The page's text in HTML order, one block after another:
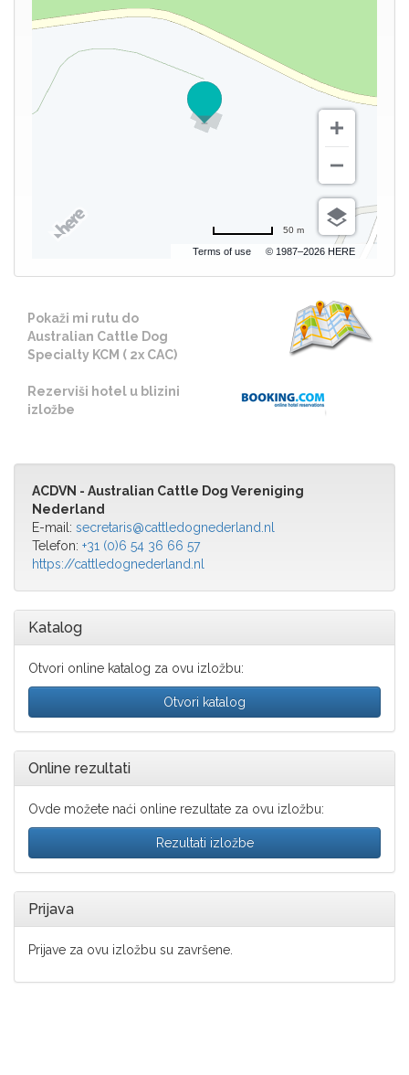
Terms of use © 1987–2026 HERE
50 m
Pokaži mi rutu do
Australian Cattle Dog
Specialty KCM ( 2x CAC)
Rezerviši hotel u blizini
izložbe
ACDVN - Australian Cattle Dog Vereniging
Nederland
E-mail: secretaris@cattledognederland.nl
Telefon: +31 (0)6 54 36 66 57
https://cattledognederland.nl
Katalog
Otvori online katalog za ovu izložbu:
Otvori katalog
Online rezultati
Ovde možete naći online rezultate za ovu izložbu:
Rezultati izložbe
Prijava
Prijave za ovu izložbu su završene.